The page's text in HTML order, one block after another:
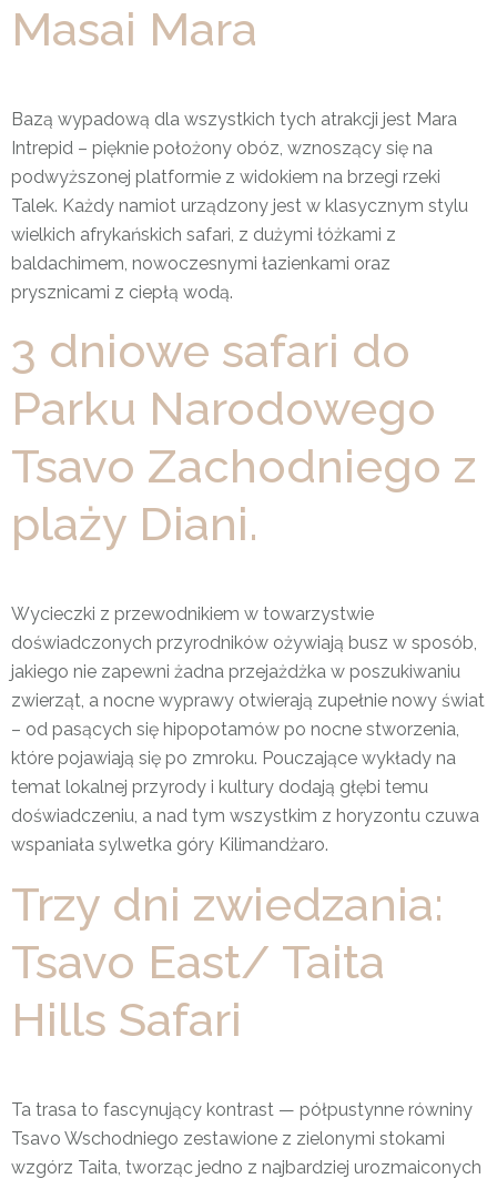
Masai Mara
Bazą wypadową dla wszystkich tych atrakcji jest Mara
Intrepid – pięknie położony obóz, wznoszący się na
podwyższonej platformie z widokiem na brzegi rzeki
Talek. Każdy namiot urządzony jest w klasycznym stylu
wielkich afrykańskich safari, z dużymi łóżkami z
baldachimem, nowoczesnymi łazienkami oraz
prysznicami z ciepłą wodą.
3 dniowe safari do
Parku Narodowego
Tsavo Zachodniego z
plaży Diani.
Wycieczki z przewodnikiem w towarzystwie
doświadczonych przyrodników ożywiają busz w sposób,
jakiego nie zapewni żadna przejażdżka w poszukiwaniu
zwierząt, a nocne wyprawy otwierają zupełnie nowy świat
– od pasących się hipopotamów po nocne stworzenia,
które pojawiają się po zmroku. Pouczające wykłady na
temat lokalnej przyrody i kultury dodają głębi temu
doświadczeniu, a nad tym wszystkim z horyzontu czuwa
wspaniała sylwetka góry Kilimandżaro.
Trzy dni zwiedzania:
Tsavo East/ Taita
Hills Safari
Ta trasa to fascynujący kontrast — półpustynne równiny
Tsavo Wschodniego zestawione z zielonymi stokami
wzgórz Taita, tworząc jedno z najbardziej urozmaiconych